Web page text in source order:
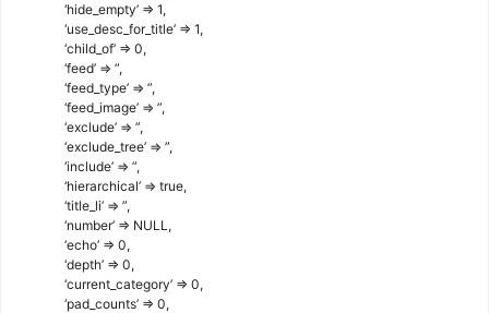
‘hide_empty’ => 1,
‘use_desc_for_title’ => 1,
‘child_of’ => 0,
‘feed’ => ”,
‘feed_type’ => ”,
‘feed_image’ => ”,
‘exclude’ => ”,
‘exclude_tree’ => ”,
‘include’ => ”,
‘hierarchical’ => true,
‘title_li’ => ”,
‘number’ => NULL,
‘echo’ => 0,
‘depth’ => 0,
‘current_category’ => 0,
‘pad_counts’ => 0,